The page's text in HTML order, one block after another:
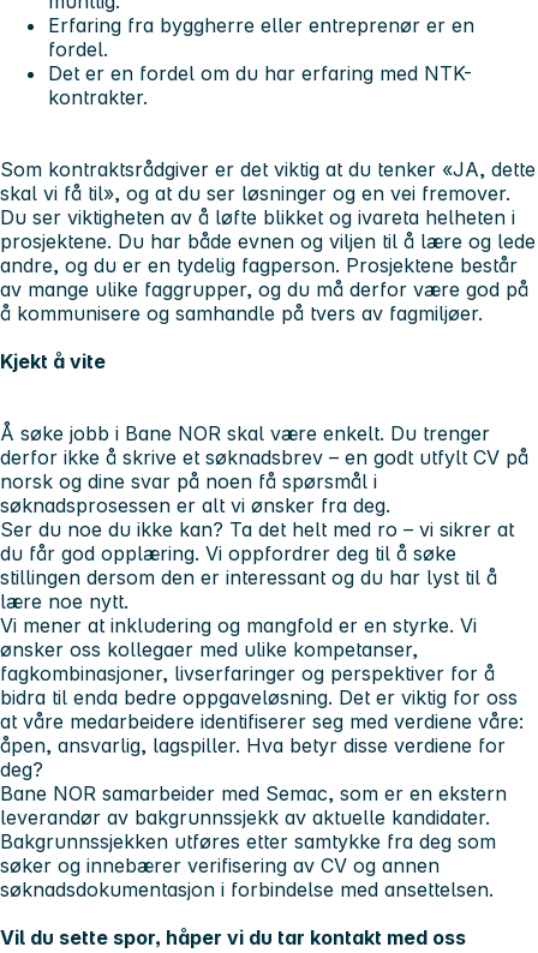
Erfaring fra byggherre eller entreprenør er en
fordel.
Det er en fordel om du har erfaring med NTK-
kontrakter.
Som kontraktsrådgiver er det viktig at du tenker «JA, dette
skal vi få til», og at du ser løsninger og en vei fremover.
Du ser viktigheten av å løfte blikket og ivareta helheten i
prosjektene. Du har både evnen og viljen til å lære og lede
andre, og du er en tydelig fagperson. Prosjektene består
av mange ulike faggrupper, og du må derfor være god på
å kommunisere og samhandle på tvers av fagmiljøer.
Kjekt å vite
Å søke jobb i Bane NOR skal være enkelt. Du trenger
derfor ikke å skrive et søknadsbrev – en godt utfylt CV på
norsk og dine svar på noen få spørsmål i
søknadsprosessen er alt vi ønsker fra deg.
Ser du noe du ikke kan? Ta det helt med ro – vi sikrer at
du får god opplæring. Vi oppfordrer deg til å søke
stillingen dersom den er interessant og du har lyst til å
lære noe nytt.
Vi mener at inkludering og mangfold er en styrke. Vi
ønsker oss kollegaer med ulike kompetanser,
fagkombinasjoner, livserfaringer og perspektiver for å
bidra til enda bedre oppgaveløsning. Det er viktig for oss
at våre medarbeidere identifiserer seg med verdiene våre:
åpen, ansvarlig, lagspiller. Hva betyr disse verdiene for
deg?
Bane NOR samarbeider med Semac, som er en ekstern
leverandør av bakgrunnssjekk av aktuelle kandidater.
Bakgrunnssjekken utføres etter samtykke fra deg som
søker og innebærer verifisering av CV og annen
søknadsdokumentasjon i forbindelse med ansettelsen.
Vil du sette spor, håper vi du tar kontakt med oss